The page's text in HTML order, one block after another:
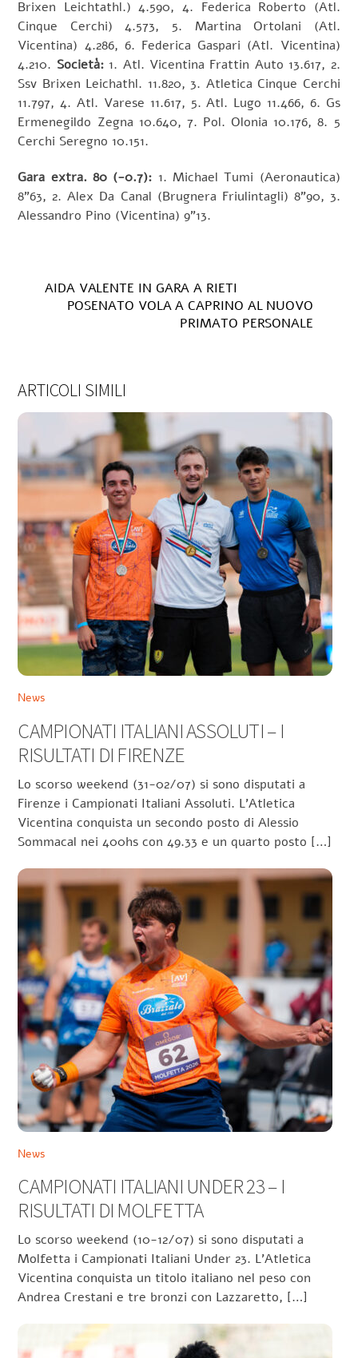
Brixen Leichtathl.) 4.590, 4. Federica Roberto (Atl.
Cinque Cerchi) 4.573, 5. Martina Ortolani (Atl.
Vicentina) 4.286, 6. Federica Gaspari (Atl. Vicentina)
4.210. Società:1. Atl. Vicentina Frattin Auto 13.617, 2.
Ssv Brixen Leichathl. 11.820, 3. Atletica Cinque Cerchi
11.797, 4. Atl. Varese 11.617, 5. Atl. Lugo 11.466, 6. Gs
Ermenegildo Zegna 10.640, 7. Pol. Olonia 10.176, 8. 5
Cerchi Seregno 10.151.
Gara extra. 80 (-0.7): 1. Michael Tumi (Aeronautica)
8”63, 2. Alex Da Canal (Brugnera Friulintagli) 8”90, 3.
Alessandro Pino (Vicentina) 9”13.
AIDA VALENTE IN GARA A RIETI
POSENATO VOLA A CAPRINO AL NUOVO
PRIMATO PERSONALE
ARTICOLI SIMILI
News
CAMPIONATI ITALIANI ASSOLUTI – I
RISULTATI DI FIRENZE
Lo scorso weekend (31-02/07) si sono disputati a
Firenze i Campionati Italiani Assoluti. L’Atletica
Vicentina conquista un secondo posto di Alessio
Sommacal nei 400hs con 49.33 e un quarto posto […]
News
CAMPIONATI ITALIANI UNDER 23 – I
RISULTATI DI MOLFETTA
Lo scorso weekend (10-12/07) si sono disputati a
Molfetta i Campionati Italiani Under 23. L’Atletica
Vicentina conquista un titolo italiano nel peso con
Andrea Crestani e tre bronzi con Lazzaretto, […]